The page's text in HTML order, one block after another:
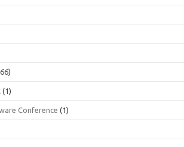
(1)
Conference (1)